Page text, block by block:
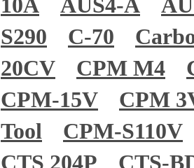
10A
AUS4-A
S290
C-70
20CV
CPM M4
CPM-15V
CPM
Tool
CPM-S110V
CTS 204P
CTS-